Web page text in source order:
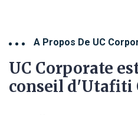
A Propos De UC
UC Corporate
conseil d'Utafiti